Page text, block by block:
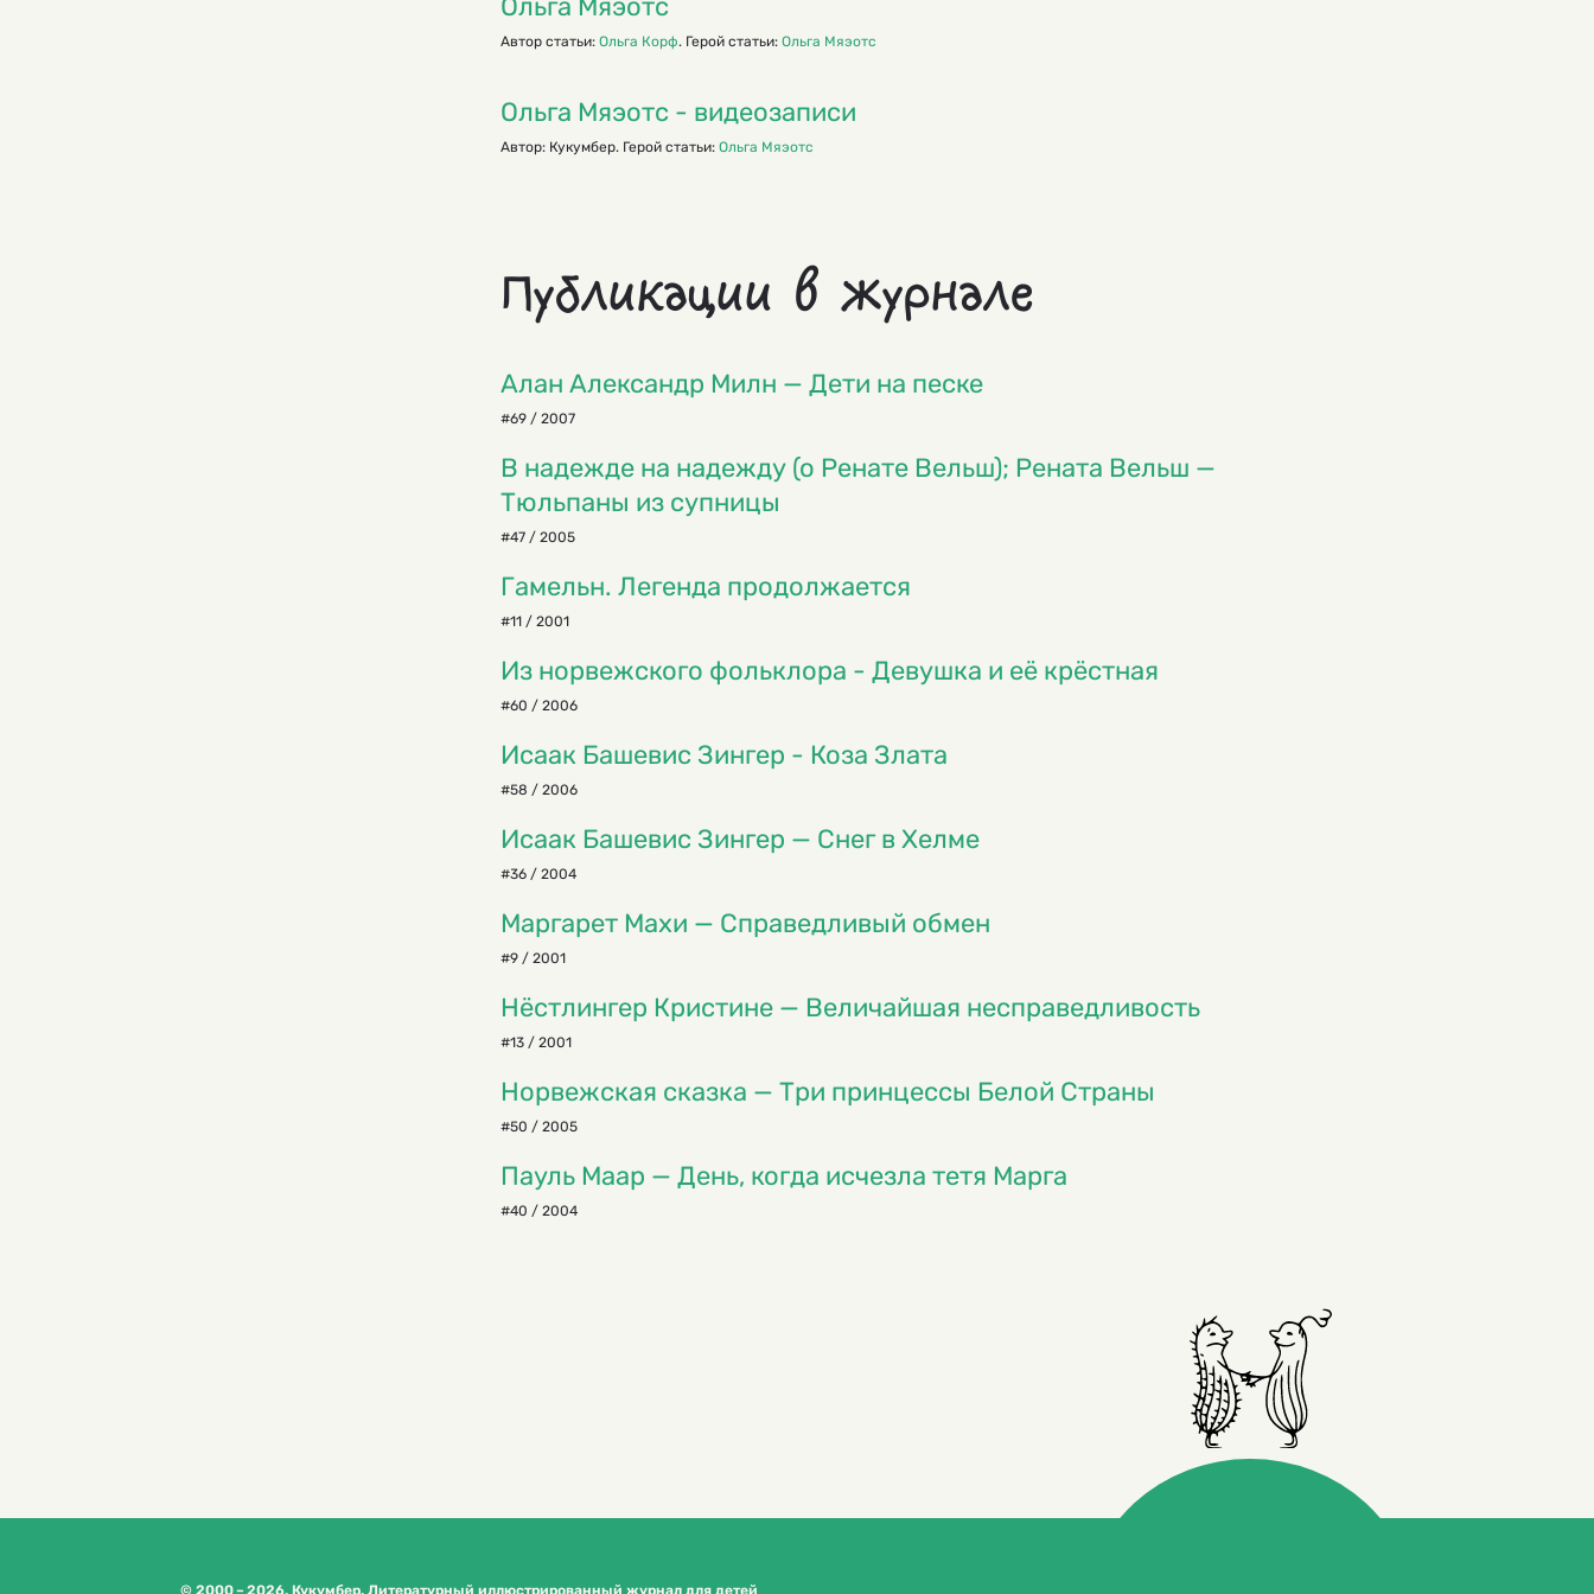
Ольга Мяэотс
Автор статьи: Ольга Корф. Герой статьи: Ольга Мяэотс
Ольга Мяэотс - видеозаписи
Автор: Кукумбер. Герой статьи: Ольга Мяэотс
Публикации в журнале
Алан Александр Милн — Дети на песке
#69 / 2007
В надежде на надежду (о Ренате Вельш); Рената Вельш —
Тюльпаны из супницы
#47 / 2005
Гамельн. Легенда продолжается
#11 / 2001
Из норвежского фольклора - Девушка и её крёстная
#60 / 2006
Исаак Башевис Зингер - Коза Злата
#58 / 2006
Исаак Башевис Зингер — Снег в Хелме
#36 / 2004
Маргарет Махи — Справедливый обмен
#9 / 2001
Нёстлингер Кристине — Величайшая несправедливость
#13 / 2001
Норвежская сказка — Три принцессы Белой Страны
#50 / 2005
Пауль Маар — День, когда исчезла тетя Марга
#40 / 2004